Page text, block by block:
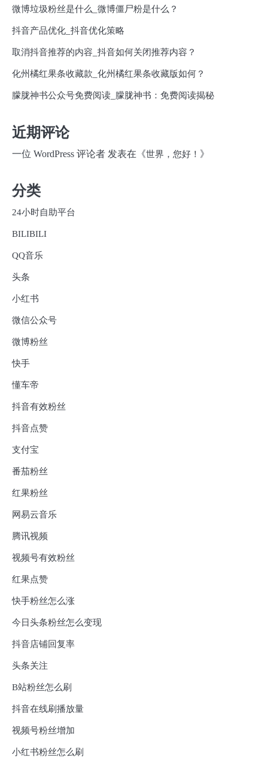
微博垃圾粉丝是什么_微博僵尸粉是什么？
抖音产品优化_抖音优化策略
取消抖音推荐的内容_抖音如何关闭推荐内容？
化州橘红果条收藏款_化州橘红果条收藏版如何？
朦胧神书公众号免费阅读_朦胧神书：免费阅读揭秘
近期评论
一位 WordPress 评论者 发表在《世界，您好！ 》
分类
24小时自助平台
BILIBILI
QQ音乐
头条
小红书
微信公众号
微博粉丝
快手
懂车帝
抖音有效粉丝
抖音点赞
支付宝
番茄粉丝
红果粉丝
网易云音乐
腾讯视频
视频号有效粉丝
红果点赞
快手粉丝怎么涨
今日头条粉丝怎么变现
抖音店铺回复率
头条关注
B站粉丝怎么刷
抖音在线刷播放量
视频号粉丝增加
小红书粉丝怎么刷